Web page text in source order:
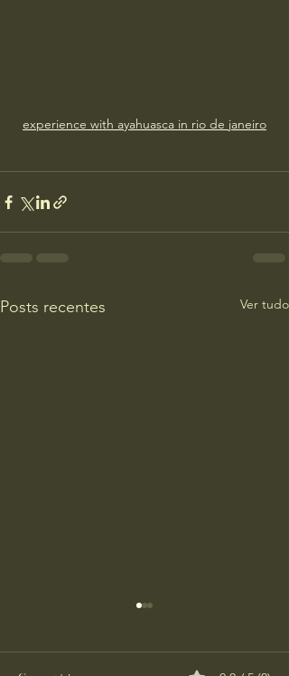
experience with ayahuasca in rio de janeiro
Posts recentes Ver tudo